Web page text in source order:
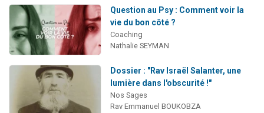
Question au Psy : Comment voir la
vie du bon côté ?
Coaching
Nathalie SEYMAN
Dossier : "Rav Israël Salanter, une
lumière dans l'obscurité !"
Nos Sages
Rav Emmanuel BOUKOBZA